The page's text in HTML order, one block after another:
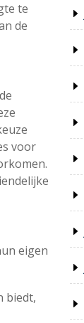
te
de
voor
eigen
biedt,